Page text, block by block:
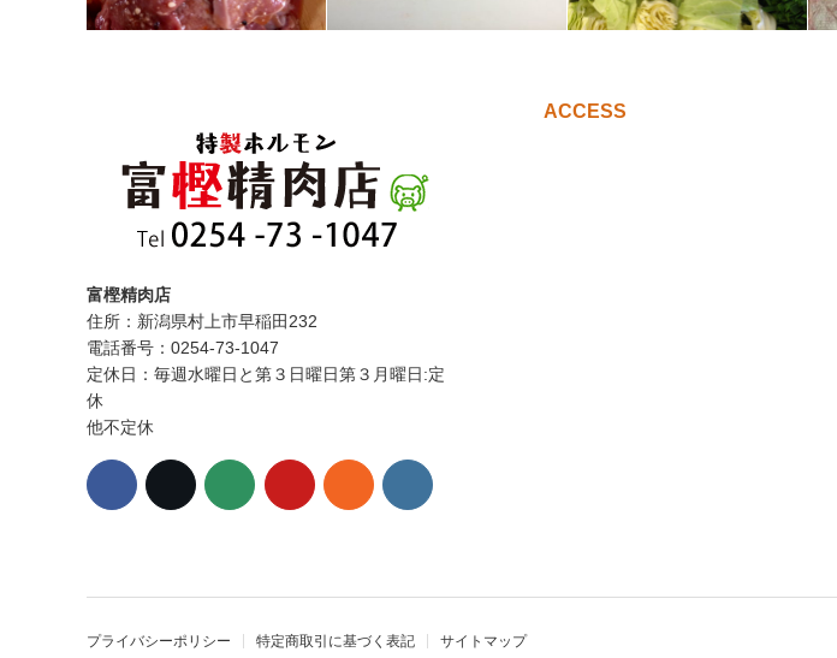
富樫精肉店
住所：新潟県村上市早稲田232
電話番号：0254-73-1047
定休日：毎週水曜日と第３日曜日第３月曜日:定
休
他不定休
ACCESS
プライバシーポリシー 特定商取引に基づく表記 サイトマップ